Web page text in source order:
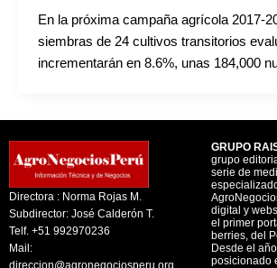
En la próxima campaña agrícola 2017-
siembras de 24 cultivos transitorios
incrementarán en 8.6%, unas 184,000
Directora : Norma Rojas M.
Subdirector: José Calderón T.
Telf. +51 992970236
Mail:
direccion@agronegociosperu.org
GRUPO
grupo
serie de
digital y
el primer
berries, del
Desde el
posicionado